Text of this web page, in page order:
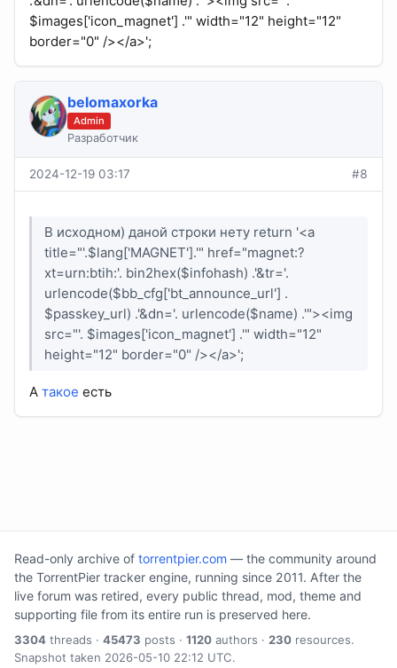
$images['icon_magnet'] .'" width="12" height="12"
border="0" /></a>';
belomaxorka
Admin
Разработчик
2024-12-19 03:17 #8
В исходном) даной строки нету return '<a
title="'.$lang['MAGNET'].'" href="magnet:?
xt=urn:btih:'. bin2hex($infohash) .'&tr='.
urlencode($bb_cfg['bt_announce_url'] .
$passkey_url) .'&dn='. urlencode($name) .'"><img
src="'. $images['icon_magnet'] .'" width="12"
height="12" border="0" /></a>';
А такое есть
Read-only archive of torrentpier.com — the community around
the TorrentPier tracker engine, running since 2011. After the
live forum was retired, every public thread, mod, theme and
supporting file from its entire run is preserved here.
3304 threads · 45473 posts · 1120 authors · 230 resources.
Snapshot taken 2026-05-10 22:12 UTC.